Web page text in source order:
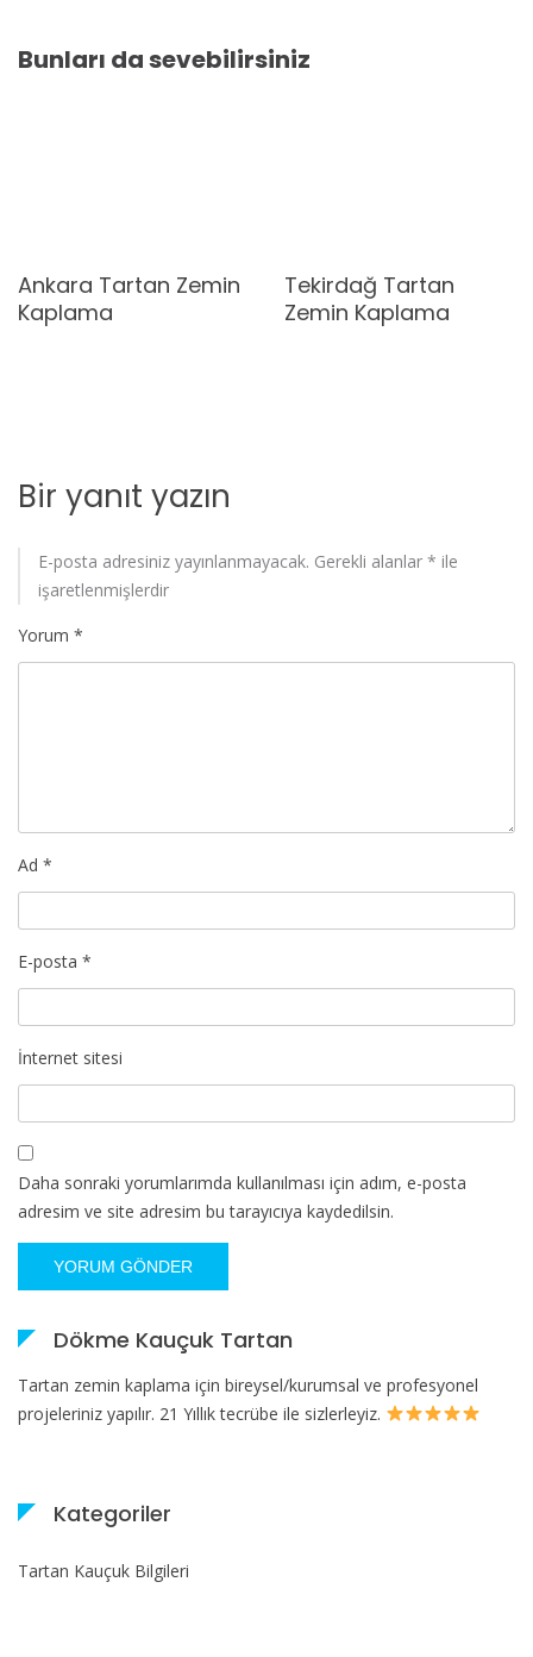
Bunları da sevebilirsiniz
Ankara Tartan Zemin
Kaplama
Tekirdağ Tartan
Zemin Kaplama
Bir yanıt yazın
E-posta adresiniz yayınlanmayacak. Gerekli alanlar * ile
işaretlenmişlerdir
Yorum *
Ad *
E-posta *
İnternet sitesi
Daha sonraki yorumlarımda kullanılması için adım, e-posta
adresim ve site adresim bu tarayıcıya kaydedilsin.
Dökme Kauçuk Tartan
Tartan zemin kaplama için bireysel/kurumsal ve profesyonel
projeleriniz yapılır. 21 Yıllık tecrübe ile sizlerleyiz.
Kategoriler
Tartan Kauçuk Bilgileri